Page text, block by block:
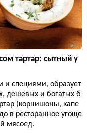
тартар: сытный у
и специями, образует
дешевых и богатых б
(корнишоны, капе
в ресторанное угоще
мясоед.